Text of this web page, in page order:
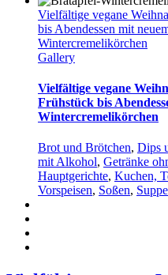
Vielfältige vegane
bis Abendessen mit
Wintercremelikörchen
Gallery
Vielfältige vegane
Frühstück bis
Wintercremelikörchen
Brot und Brötchen, Dips
mit Alkohol, Getränke
Hauptgerichte, Kuchen,
Vorspeisen, Soßen,